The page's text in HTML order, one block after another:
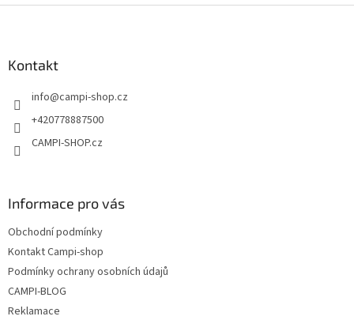
Kontakt
info@campi-shop.cz
+420778887500
CAMPI-SHOP.cz
Informace pro vás
Obchodní podmínky
Kontakt Campi-shop
Podmínky ochrany osobních údajů
CAMPI-BLOG
Reklamace